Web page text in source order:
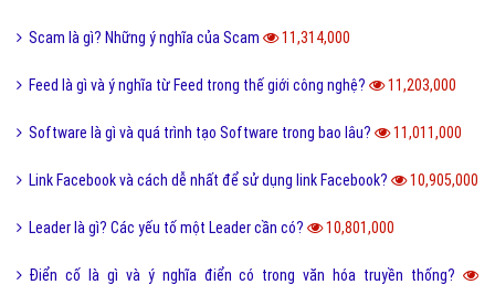
Scam là gì? Những ý nghĩa của Scam 11,314,000
Feed là gì và ý nghĩa từ Feed trong thế giới công nghệ? 11,203,000
Software là gì và quá trình tạo Software trong bao lâu? 11,011,000
Link Facebook và cách dễ nhất để sử dụng link Facebook? 10,905,000
Leader là gì? Các yếu tố một Leader cần có? 10,801,000
Điển cố là gì và ý nghĩa điển có trong văn hóa truyền thống?